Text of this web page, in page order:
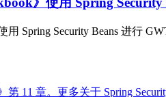
用 Spring Security Beans 进行